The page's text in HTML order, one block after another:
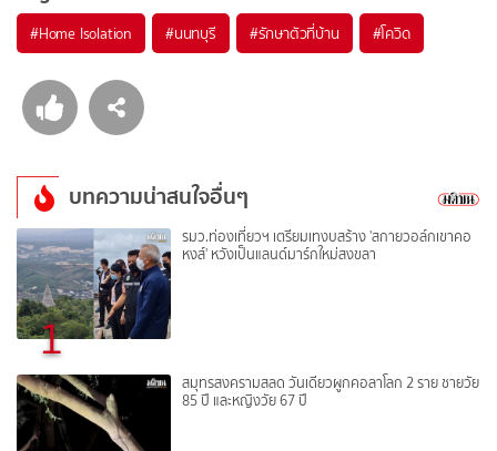
#Home Isolation #นนทบุรี #รักษาตัวที่บ้าน #โควิด
บทความน่าสนใจอื่นๆ
1
รมว.ท่องเที่ยวฯ เตรียมเทงบสร้าง 'สกายวอล์กเขาคอ
หงส์' หวังเป็นแลนด์มาร์กใหม่สงขลา
สมุทรสงครามสลด วันเดียวผูกคอลาโลก 2 ราย ชายวัย
85 ปี และหญิงวัย 67 ปี